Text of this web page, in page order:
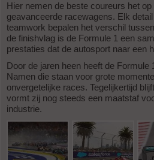
Hier nemen de beste coureurs het
geavanceerde racewagens. Elk
teamwork bepalen het verschil
de finishvlag is de Formule 1 een
prestaties dat de autosport naar een
Door de jaren heen heeft de
Namen die staan voor grote
onvergetelijke races. Tegelijkertijd
vormt zij nog steeds een maatstaf
industrie.